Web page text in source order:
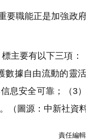
要職能正是加強政
主要有以下三項：
數據自由流動的靈
息安全可靠；（3
（圖源：中新社資
責任編